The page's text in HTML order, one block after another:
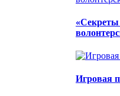
«Секреты
Игровая